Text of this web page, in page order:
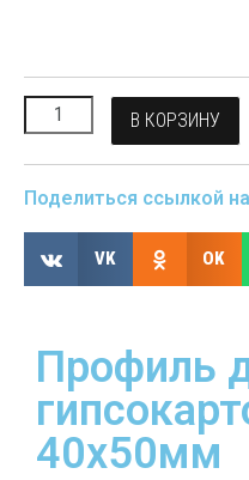
В КОРЗИНУ
Поделиться ссылкой
VK OK
Профиль
40х50мм